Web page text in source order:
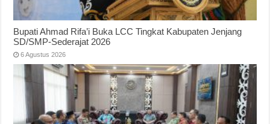
Bupati Ahmad Rifa’i Buka LCC Tingkat Kabupaten Jenjang
SD/SMP-Sederajat 2026
6 Agustus 2026